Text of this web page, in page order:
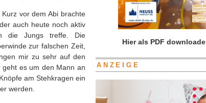
vor dem Abi brachte
auch heute noch aktiv
die Jungs treffe. Die
zur falschen Zeit,
mir zu sehr auf den
geht es um den Mann an
am Stehkragen ein
werden.
Hier als PDF
ANZEIGE